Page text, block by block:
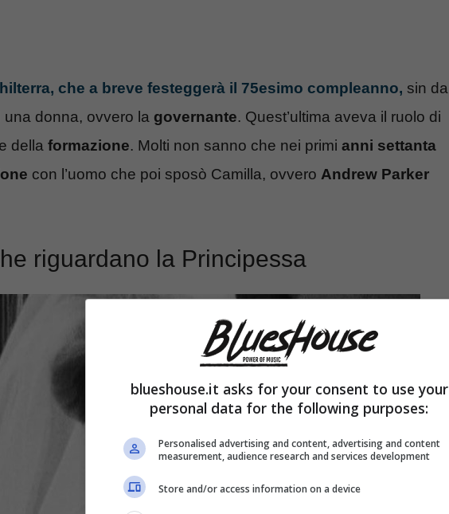
che a breve festeggerà il 75esimo compleanno, sin da
una donna, ovvero la governante. Quest’ultima aveva il ruolo di
e della formazione. Molti non sanno che nei primi anni settanta
con l’uomo che poi sposò Camilla, ovvero Andrew Parker
riguardano la Principessa
blueshouse.it asks for your consent to use your
personal data for the following purposes:
Personalised advertising and content, advertising and content
measurement, audience research and services development
Store and/or access information on a device